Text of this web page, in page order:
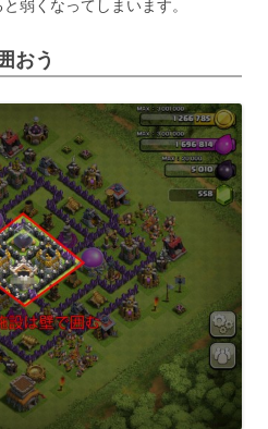
弱くなってしまいます。
おう